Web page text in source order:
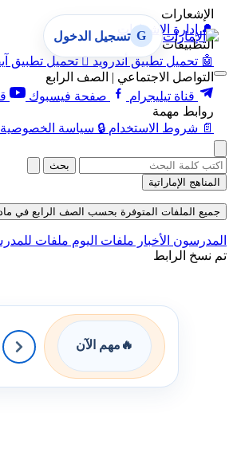
الإشعارات
🔔 إدارة الإشعارات
التطبيقات
🤖 تحميل تطبيق أندرويد  تحميل تطبيق
التواصل الاجتماعي | الصف الرابع
قناة تيليجرام
صفحة فيسبوك
روابط مهمة
📄 شروط الاستخدام 🔒 سياسة الخصوصية
G تسجيل الدخول
بحث
المناهج الإماراتية
جميع الملفات المتوفرة بحسب الصف الرابع في مادة
المدرسون الأخبار ملفات اليوم ملفات
تم نسخ الرابط
🔥 مهم الآن